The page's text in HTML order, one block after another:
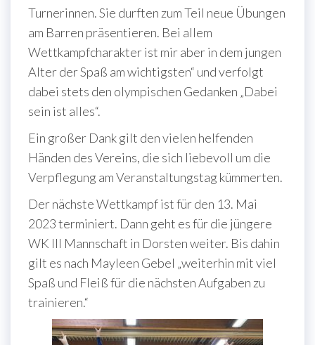
Turnerinnen. Sie durften zum Teil neue Übungen
am Barren präsentieren. Bei allem
Wettkampfcharakter ist mir aber in dem jungen
Alter der Spaß am wichtigsten“ und verfolgt
dabei stets den olympischen Gedanken „Dabei
sein ist alles“.
Ein großer Dank gilt den vielen helfenden
Händen des Vereins, die sich liebevoll um die
Verpflegung am Veranstaltungstag kümmerten.
Der nächste Wettkampf ist für den 13. Mai
2023 terminiert. Dann geht es für die jüngere
WK III Mannschaft in Dorsten weiter. Bis dahin
gilt es nach Mayleen Gebel „weiterhin mit viel
Spaß und Fleiß für die nächsten Aufgaben zu
trainieren.“